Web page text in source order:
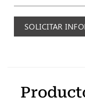
SOLICITAR